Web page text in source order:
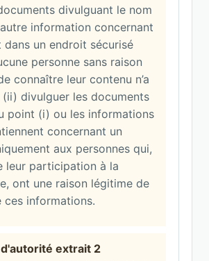
divulguant le nom
information concernant
dans un endroit sécurisé
personne sans raison
connaître leur contenu n’a
(ii) divulguer les documents
point (i) ou les informations
concernant un
aux personnes qui,
leur participation à la
ont une raison légitime de
ces informations.
d'autorité extrait 2